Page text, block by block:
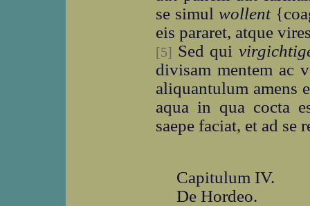
se simul wollent
eis pararet, atque
[5] Sed qui
divisam mentem ac
aliquantulum amens
aqua in qua cocta
saepe faciat, et ad se
Capitulum IV.
De Hordeo.